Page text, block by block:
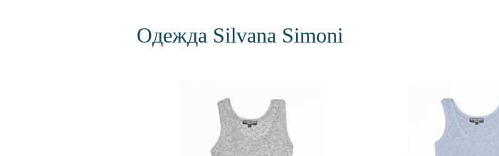
Одежда Silvana Simoni